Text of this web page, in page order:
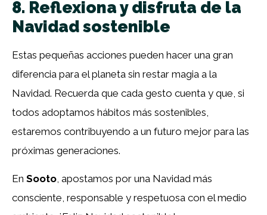
8. Reflexiona y disfruta de la
Navidad sostenible
Estas pequeñas acciones pueden hacer una gran
diferencia para el planeta sin restar magia a la
Navidad. Recuerda que cada gesto cuenta y que, si
todos adoptamos hábitos más sostenibles,
estaremos contribuyendo a un futuro mejor para las
próximas generaciones.
En Sooto , apostamos por una Navidad más
consciente, responsable y respetuosa con el medio